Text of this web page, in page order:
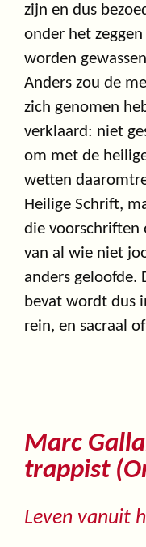
zijn en dus
onder het
worden
Anders zou de
zich genomen
verklaard: niet
om met de
wetten
Heilige Schrift,
die voorschriften
van al wie niet
anders geloofde.
bevat wordt dus
rein, en sacraal
Marc
trappist
Leven vanuit